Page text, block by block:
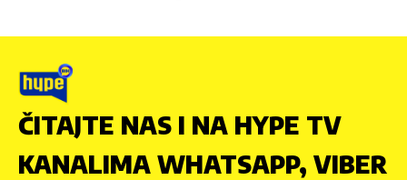
ČITAJTE NAS I NA HYPE TV
KANALIMA WHATSAPP, VIBER